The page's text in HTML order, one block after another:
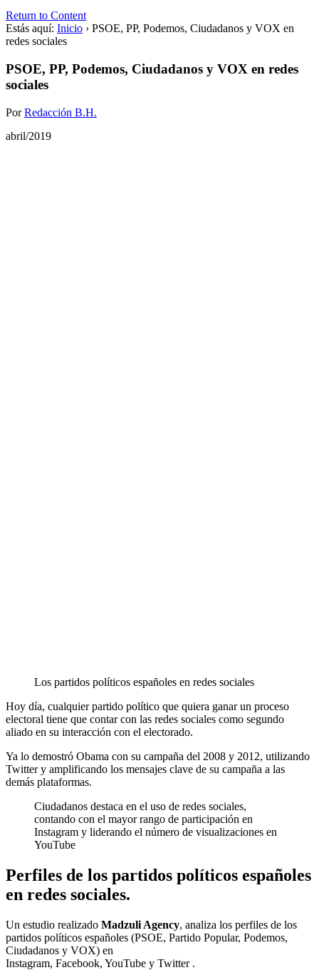
Return to Content
Estás aquí: Inicio › PSOE, PP, Podemos, Ciudadanos y VOX en
redes sociales
PSOE, PP, Podemos, Ciudadanos y VOX en redes
sociales
PorRedacción B.H.
abril/2019
Los partidos políticos españoles en redes sociales
Hoy día, cualquier partido político que quiera ganar un proceso
electoral tiene que contar con las redes sociales como segundo
aliado en su interacción con el electorado.
Ya lo demostró Obama con su campaña del 2008 y 2012, utilizando
Twitter y amplificando los mensajes clave de su campaña a las
demás plataformas.
Ciudadanos destaca en el uso de redes sociales,
contando con el mayor rango de participación en
Instagram y liderando el número de visualizaciones en
YouTube
Perfiles de los partidos políticos españoles
en redes sociales.
Un estudio realizado Madzuli Agency, analiza los perfiles de los
partidos políticos españoles (PSOE, Partido Popular, Podemos,
Ciudadanos y VOX) en
Instagram, Facebook, YouTube y Twitter .